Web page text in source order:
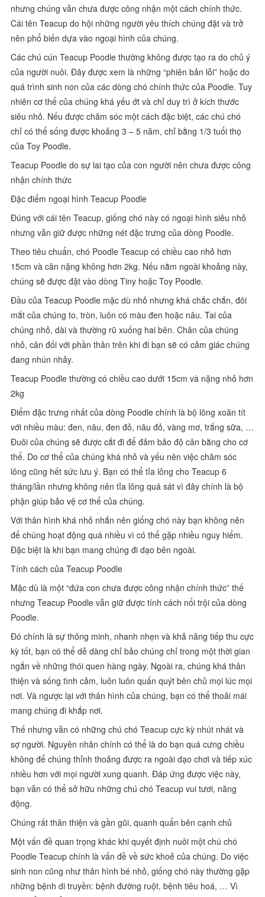
nhưng chúng vẫn chưa được công nhận một cách chính thức.
Cái tên Teacup do hội những người yêu thích chúng đặt và trở
nên phổ biến dựa vào ngoại hình của chúng.
Các chú cún Teacup Poodle thường không được tạo ra do chủ ý
của người nuôi. Đây được xem là những “phiên bản lỗi” hoặc do
quá trình sinh non của các dòng chó chính thức của Poodle. Tuy
nhiên cơ thể của chúng khá yếu ớt và chỉ duy trì ở kích thước
siêu nhỏ. Nếu được chăm sóc một cách đặc biệt, các chú chó
chỉ có thể sống được khoảng 3 – 5 năm, chỉ bằng 1/3 tuổi thọ
của Toy Poodle.
Teacup Poodle do sự lai tạo của con người nên chưa được công
nhận chính thức
Đặc điểm ngoại hình Teacup Poodle
Đúng với cái tên Teacup, giống chó này có ngoại hình siêu nhỏ
nhưng vẫn giữ được những nét đặc trưng của dòng Poodle.
Theo tiêu chuẩn, chó Poodle Teacup có chiều cao nhỏ hơn
15cm và cân nặng không hơn 2kg. Nếu nằm ngoài khoảng này,
chúng sẽ được đặt vào dòng Tiny hoặc Toy Poodle.
Đầu của Teacup Poodle mặc dù nhỏ nhưng khá chắc chắn, đôi
mắt của chúng to, tròn, luôn có màu đen hoặc nâu. Tai của
chúng nhỏ, dài và thường rũ xuống hai bên. Chân của chúng
nhỏ, cân đối với phần thân trên khi đi bạn sẽ có cảm giác chúng
đang nhún nhảy.
Teacup Poodle thường có chiều cao dưới 15cm và nặng nhỏ hơn
2kg
Điểm đặc trưng nhất của dòng Poodle chính là bộ lông xoăn tít
với nhiều màu: đen, nâu, đen đỏ, nâu đỏ, vàng mơ, trắng sữa, …
Đuôi của chúng sẽ được cắt đi để đảm bảo độ cân bằng cho cơ
thể. Do cơ thể của chúng khá nhỏ và yếu nên việc chăm sóc
lông cũng hết sức lưu ý. Bạn có thể tỉa lông cho Teacup 6
tháng/lần nhưng không nên tỉa lông quá sát vì đây chính là bộ
phận giúp bảo vệ cơ thể của chúng.
Với thân hình khá nhỏ nhắn nên giống chó này bạn không nên
để chúng hoạt động quá nhiều vì có thể gặp nhiều nguy hiểm.
Đặc biệt là khi bạn mang chúng đi dạo bên ngoài.
Tính cách của Teacup Poodle
Mặc dù là một “đứa con chưa được công nhận chính thức” thế
nhưng Teacup Poodle vẫn giữ được tính cách nổi trội của dòng
Poodle.
Đó chính là sự thông minh, nhanh nhẹn và khả năng tiếp thu cực
kỳ tốt, bạn có thể dễ dàng chỉ bảo chúng chỉ trong một thời gian
ngắn về những thói quen hàng ngày. Ngoài ra, chúng khá thân
thiện và sống tình cảm, luôn luôn quấn quýt bên chủ mọi lúc mọi
nơi. Và ngược lại với thân hình của chúng, bạn có thể thoải mái
mang chúng đi khắp nơi.
Thế nhưng vẫn có những chú chó Teacup cực kỳ nhút nhát và
sợ người. Nguyên nhân chính có thể là do bạn quá cưng chiều
không để chúng thỉnh thoảng được ra ngoài dạo chơi và tiếp xúc
nhiều hơn với mọi người xung quanh. Đáp ứng được việc này,
bạn vẫn có thể sở hữu những chú chó Teacup vui tươi, năng
động.
Chúng rất thân thiện và gần gũi, quanh quẩn bên cạnh chủ
Một vấn đề quan trọng khác khi quyết định nuôi một chú chó
Poodle Teacup chính là vấn đề về sức khoẻ của chúng. Do việc
sinh non cũng như thân hình bé nhỏ, giống chó này thường gặp
những bệnh di truyền: bệnh đường ruột, bệnh tiêu hoá, … Vì